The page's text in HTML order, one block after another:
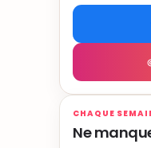
CHAQUE
Ne